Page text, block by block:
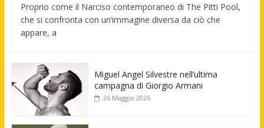
Proprio come il Narciso contemporaneo di The Pitti Pool,
che si confronta con un’immagine diversa da ciò che
appare, a
Miguel Angel Silvestre nell’ultima
campagna di Giorgio Armani
26 Maggio 2026